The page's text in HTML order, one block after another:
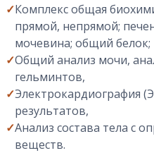
Комплекс общая
прямой, непрямой;
мочевина; общий белок;
Общий анализ мочи,
гельминтов,
Электрокардиография
результатов,
Анализ состава тела с
веществ.